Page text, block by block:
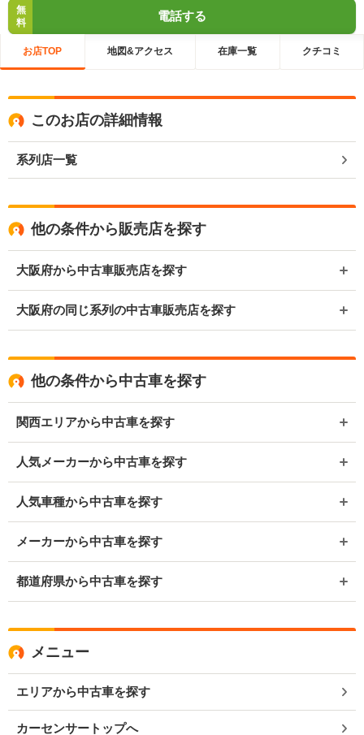
無
料
電話する
お店TOP 地図&アクセス 在庫一覧 クチコミ
このお店の詳細情報
系列店一覧
他の条件から販売店を探す
大阪府から中古車販売店を探す
大阪府の同じ系列の中古車販売店を探す
他の条件から中古車を探す
関西エリアから中古車を探す
人気メーカーから中古車を探す
人気車種から中古車を探す
メーカーから中古車を探す
都道府県から中古車を探す
メニュー
エリアから中古車を探す
カーセンサートップへ